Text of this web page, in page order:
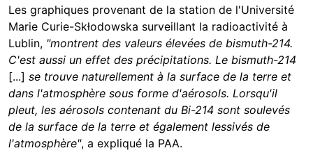
Les graphiques provenant de la station de l'Université
Marie Curie-Skłodowska surveillant la radioactivité à
Lublin, "montrent des valeurs élevées de bismuth-214.
C'est aussi un effet des précipitations. Le bismuth-214
[...] se trouve naturellement à la surface de la terre et
dans l'atmosphère sous forme d'aérosols. Lorsqu'il
pleut, les aérosols contenant du Bi-214 sont soulevés
de la surface de la terre et également lessivés de
l'atmosphère", a expliqué la PAA.